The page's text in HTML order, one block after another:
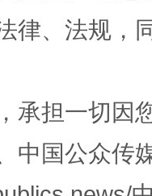
律、法规，
承担一切因
中国公众传